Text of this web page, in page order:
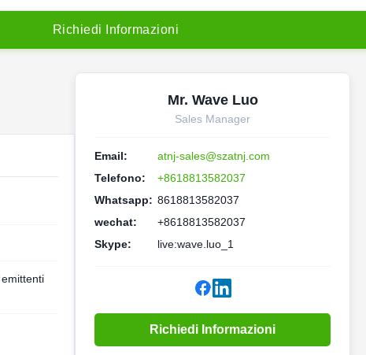
Richiedi nformazioni
Mr. Wave Luo
Sales Manager
Email:
atnj-sales@szatnj.com
Telefono:
+8618813582037
Whatsapp: 8618813582037
wechat:
+8618813582037
Skype:
live:wave.luo_1
Richiedi Informazioni